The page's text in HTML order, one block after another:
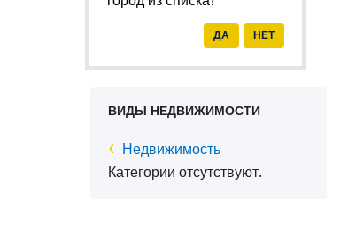
Недвижимость
ВИДЫ НЕДВИЖИМОСТИ
Недвижимость
Категории отсутствуют.